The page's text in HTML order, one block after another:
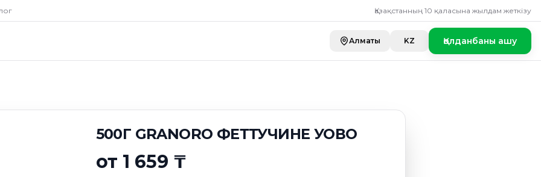
Қазақстанның 10 қаласына жылдам жеткізу
Алматы KZ Қолданбаны ашу
500Г GRANORO ФЕТТУЧИНЕ УОВО
от 1 659 ₸
ФЕТТУЧИНЕ УОВО